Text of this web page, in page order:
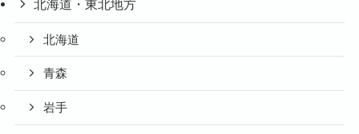
北海道・東北地方
北海道
青森
岩手